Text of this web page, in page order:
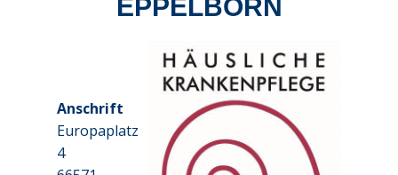
EPPELBORN
Anschrift
Europaplatz
4